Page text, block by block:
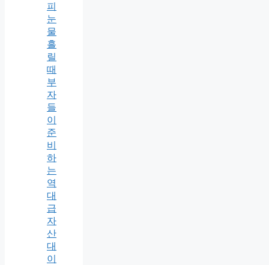
피
눈
물
흘
릴
때
부
자
들
이
준
비
하
는
역
대
급
자
산
대
이